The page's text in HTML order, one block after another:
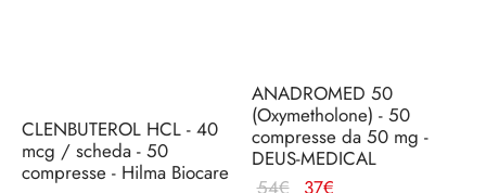
CLENBUTEROL HCL - 40
mcg / scheda - 50
compresse - Hilma Biocare
ANADROMED 50
(Oxymetholone) - 50
compresse da 50 mg -
DEUS-MEDICAL
Il